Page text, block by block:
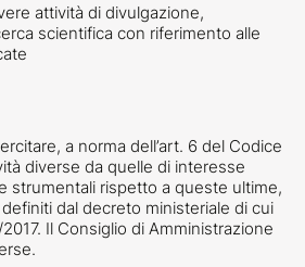
attività di divulgazione,
scientifica con riferimento alle
a norma dell’art. 6 del Codice
diverse da quelle di interesse
strumentali rispetto a queste ultime,
dal decreto ministeriale di cui
2017. Il Consiglio di Amministrazione